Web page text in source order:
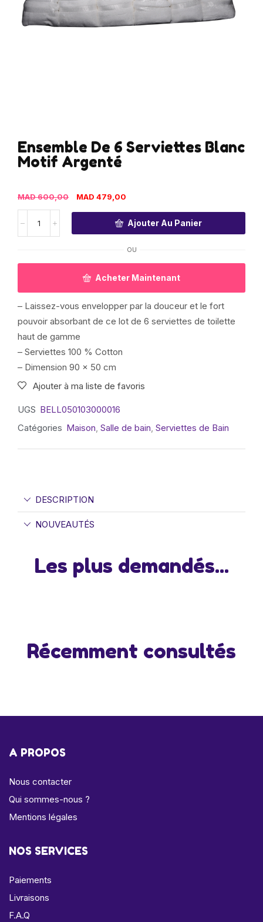
Ensemble De 6 Serviettes Blanc
Motif Argenté
MAD600,00 MAD 479,00
Ajouter Au Panier
OU
Acheter Maintenant
– Laissez-vous envelopper par la douceur et le fort
pouvoir absorbant de ce lot de 6 serviettes de toilette
haut de gamme
– Serviettes 100 % Cotton
– Dimension 90 x 50 cm
Ajouter à ma liste de favoris
UGS BELL050103000016
Catégories Maison, Salle de bain, Serviettes de Bain
DESCRIPTION
NOUVEAUTÉS
Les plus demandés...
Récemment consultés
A PROPOS
Nous contacter
Qui sommes-nous ?
Mentions légales
NOS SERVICES
Paiements
Livraisons
F.A.Q